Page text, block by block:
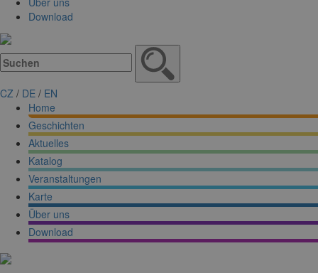
Download
CZ / DE / EN
Home
Geschichten
Aktuelles
Katalog
Veranstaltungen
Karte
Über uns
Download